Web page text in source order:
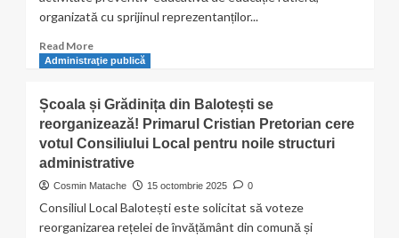
organizată cu sprijinul reprezentanților...
Read MoreRead
more
îi
învață
pe
cei
de
circulație
Administraţie publică
Școala și Grădinița din Balotești se
reorganizează! Primarul Cristian Pretorian cere
votul Consiliului Local pentru noile structuri
administrative
Cosmin Matache 15 octombrie 2025 0
Consiliul Local Balotești este solicitat să voteze
reorganizarea rețelei de învățământ din comună și